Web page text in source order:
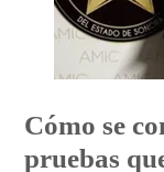
Cómo se
pruebas